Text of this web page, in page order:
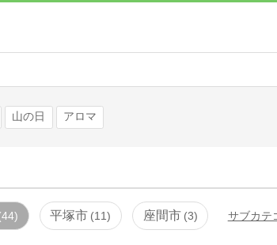
山の日 アロマ
44 平塚市 11 座間市 3 サブカテ